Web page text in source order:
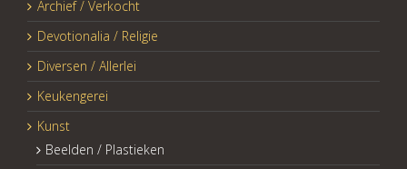
Archief / Verkocht
Devotionalia / Religie
Diversen / Allerlei
Keukengerei
Kunst
Beelden / Plastieken